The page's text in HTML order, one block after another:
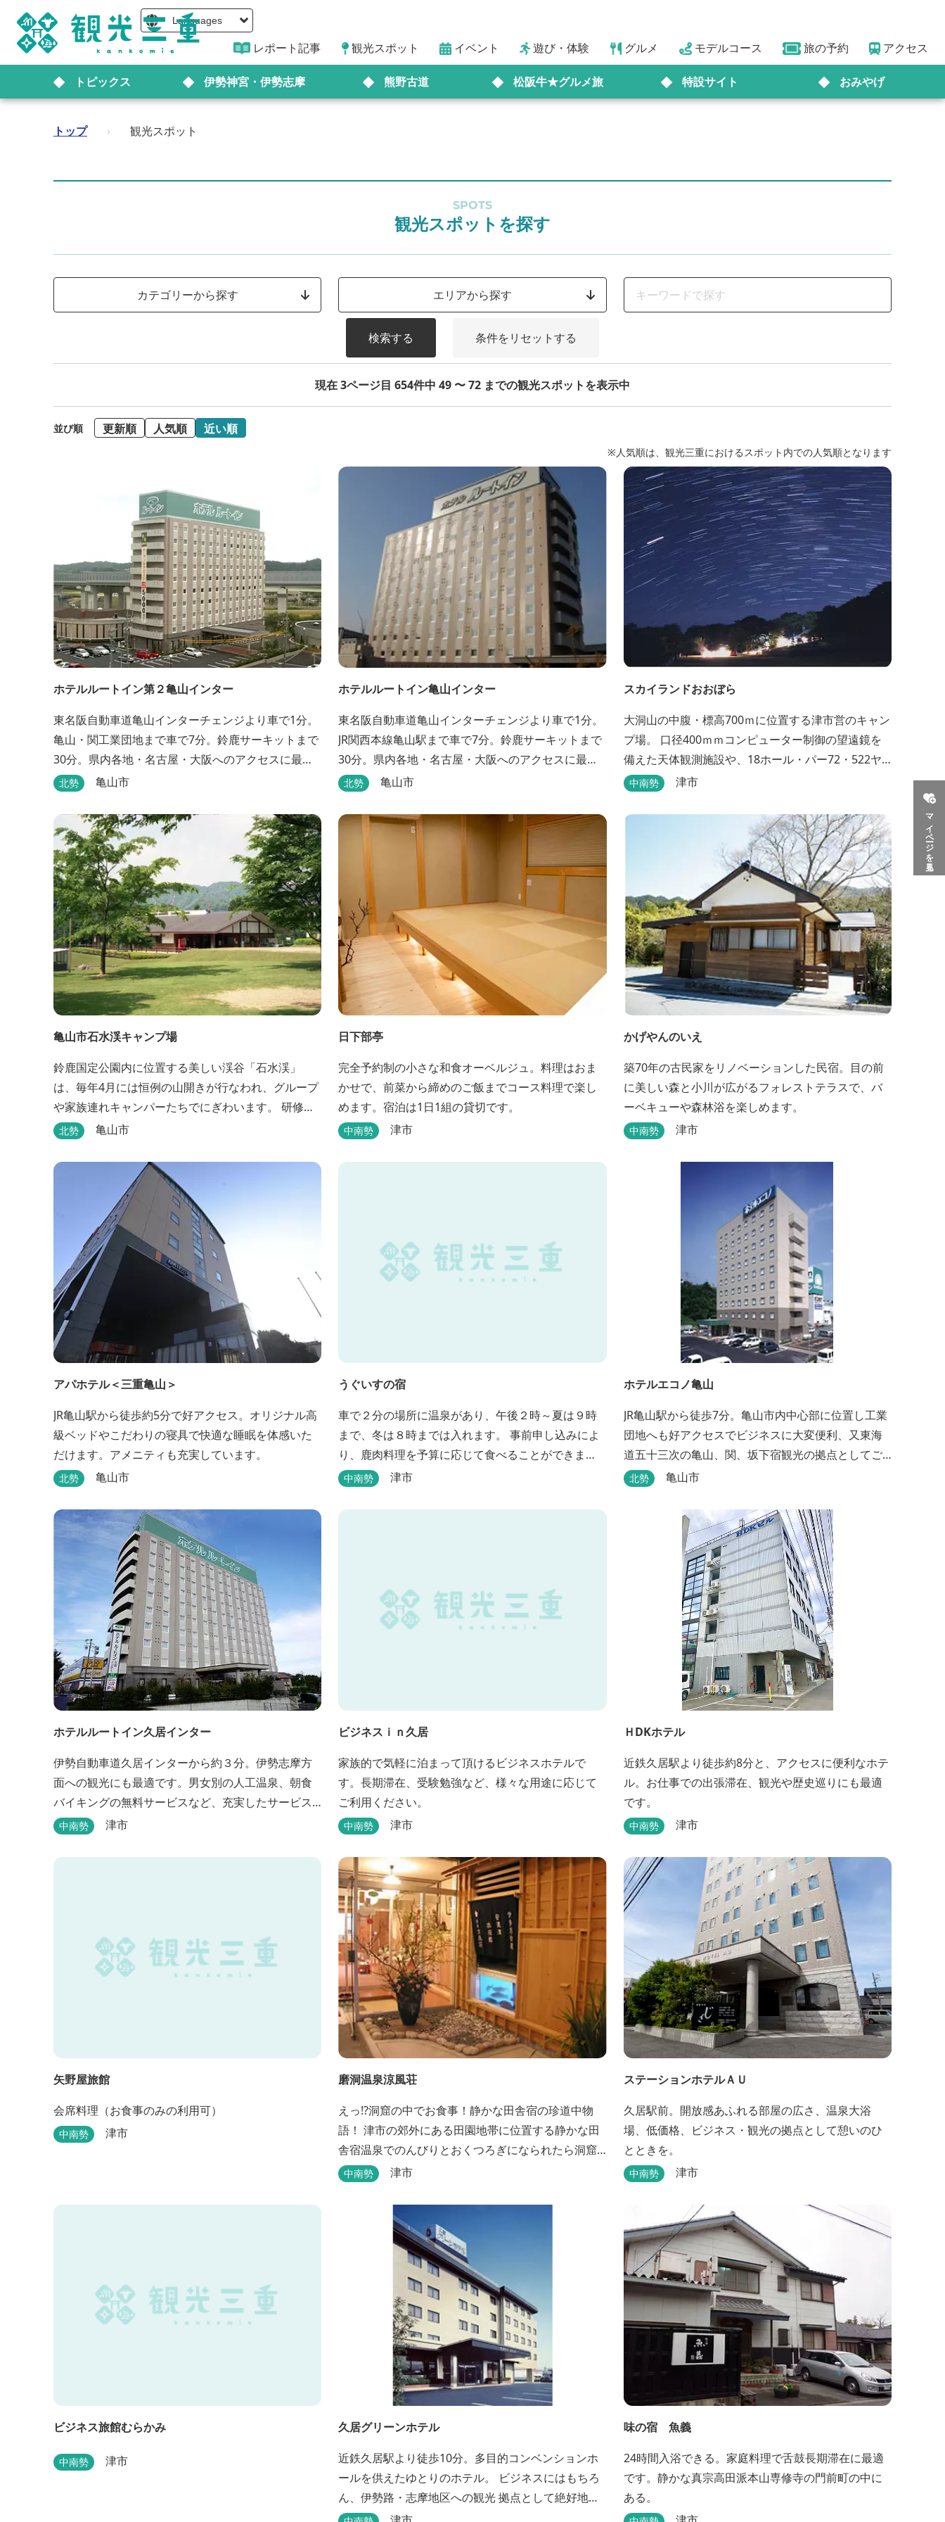
Languages
レポート記事 観光スポット イベント 遊び・体験 グルメ モデルコース 旅の予約 アクセス
トピックス 伊勢神宮・伊勢志摩 熊野古道 松阪牛★グルメ旅 特設サイト おみやげ
マイページを見る
トップ › 観光スポット
SPOTS
観光スポットを探す
カテゴリーから探す エリアから探す
検索する 条件をリセットする
現在 3ページ目 654件中 49 〜 72 までの観光スポットを表示中
並び順 更新順 人気順 近い順
※人気順は、観光三重におけるスポット内での人気順となります
ホテルルートイン第２亀山インター
東名阪自動車道亀山インターチェンジより車で1分。
亀山・関工業団地まで車で7分。鈴鹿サーキットまで
30分。県内各地・名古屋・大阪へのアクセスに最
適。大浴場・無料駐車場完備。
北勢 亀山市
ホテルルートイン亀山インター
東名阪自動車道亀山インターチェンジより車で1分。
JR関西本線亀山駅まで車で7分。鈴鹿サーキットまで
30分。県内各地・名古屋・大阪へのアクセスに最
適。全室インターネット回線・人工温泉大浴場・無
北勢 亀山市
スカイランドおおぼら
大洞山の中腹・標高700ｍに位置する津市営のキャン
プ場。 口径400ｍｍコンピューター制御の望遠鏡を
備えた天体観測施設や、18ホール・パー72・522ヤ
ードのパターゴルフ場があります。
中南勢 津市
亀山市石水渓キャンプ場
鈴鹿国定公園内に位置する美しい渓谷「石水渓」
は、毎年4月には恒例の山開きが行なわれ、グループ
や家族連れキャンパーたちでにぎわいます。 研修施
設は団体用宿泊施設、バンガローはグループ・家族
点として最適です。
北勢 亀山市
日下部亭
完全予約制の小さな和食オーベルジュ。料理はおま
かせで、前菜から締めのご飯までコース料理で楽し
めます。宿泊は1日1組の貸切です。
中南勢 津市
かげやんのいえ
築70年の古民家をリノベーションした民宿。目の前
に美しい森と小川が広がるフォレストテラスで、バ
ーベキューや森林浴を楽しめます。
中南勢 津市
アパホテル＜三重亀山＞
JR亀山駅から徒歩約5分で好アクセス。オリジナル高
級ベッドやこだわりの寝具で快適な睡眠を体感いた
だけます。アメニティも充実しています。
北勢 亀山市
うぐいすの宿
車で２分の場所に温泉があり、午後２時～夏は９時
まで、冬は８時までは入れます。 事前申し込みによ
り、鹿肉料理を予算に応じて食べることができま
す。 春から秋は、宿の前の畑で収穫体験ができ、そ
中南勢 津市
ホテルエコノ亀山
JR亀山駅から徒歩7分。亀山市内中心部に位置し工業
団地へも好アクセスでビジネスに大変便利、又東海
道五十三次の亀山、関、坂下宿観光の拠点としてご
利用いただけます。無料朝食（セルフサービス）、
北勢 亀山市
ホテルルートイン久居インター
伊勢自動車道久居インターから約３分。伊勢志摩方
面への観光にも最適です。男女別の人工温泉、朝食
バイキングの無料サービスなど、充実したサービス
でお待ちしております。近くに多数の飲食店や物販
中南勢 津市
ビジネスｉｎ久居
家族的で気軽に泊まって頂けるビジネスホテルで
す。長期滞在、受験勉強など、様々な用途に応じて
ご利用ください。
中南勢 津市
ＨDKホテル
近鉄久居駅より徒歩約8分と、アクセスに便利なホテ
ル。お仕事での出張滞在、観光や歴史巡りにも最適
です。
中南勢 津市
矢野屋旅館
会席料理（お食事のみの利用可）
中南勢 津市
磨洞温泉涼風荘
えっ!?洞窟の中でお食事！静かな田舎宿の珍道中物
語！ 津市の郊外にある田園地帯に位置する静かな田
舎宿温泉でのんびりとおくつろぎになられたら洞窟
を利用したお座敷で、伊勢湾の海の幸や松阪肉を山
後の天然空調、お客様を不思議な空間にご案内！ ご
宴会には、大広間で和食会席、日帰り入浴＆お食事
ＯＫ。 温泉は、津に来て津の湯をお楽しみいただけ
中南勢 津市
ステーションホテルＡＵ
久居駅前。開放感あふれる部屋の広さ、温泉大浴
場、低価格、ビジネス・観光の拠点として憩いのひ
とときを。
中南勢 津市
ビジネス旅館むらかみ
中南勢 津市
久居グリーンホテル
近鉄久居駅より徒歩10分。多目的コンベンションホ
ールを供えたゆとりのホテル。 ビジネスにはもちろ
ん、伊勢路・志摩地区への観光 拠点として絶好地。
安心して宿泊できる快適で清潔な客室にサービスも
味の宿 魚義
24時間入浴できる。家庭料理で舌鼓長期滞在に最適
です。静かな真宗高田派本山専修寺の門前町の中に
ある。